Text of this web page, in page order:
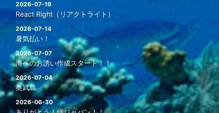
2026-07-19
React Right（リアクトライト）
2026-07-14
暑気払い！
2026-07-07
海へのお誘い作成スタート！！
2026-07-04
奥武島
2026-06-30